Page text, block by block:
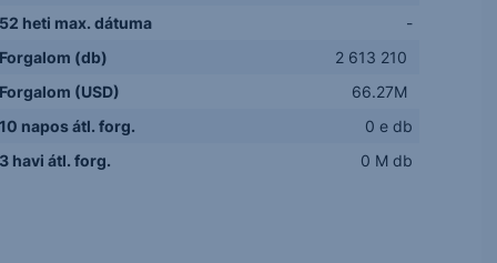
heti max. dátuma
-
(db)
2 613 210
(USD)
66.27M
napos átl. forg.
0 e db
havi átl. forg.
0 M db